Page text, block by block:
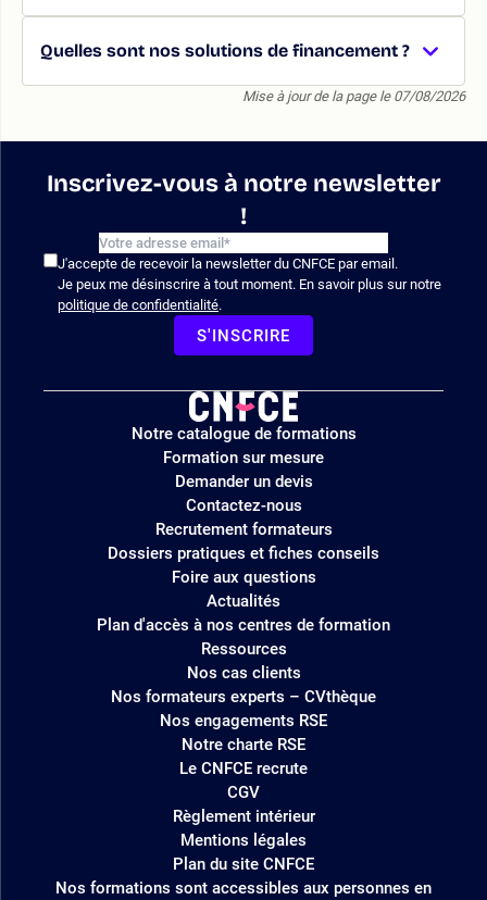
Quelles sont nos solutions de financement ?
Mise à jour de la page le 07/08/2026
Inscrivez-vous à notre newsletter
!
J'accepte de recevoir la newsletter du CNFCE par email.
Je peux me désinscrire à tout moment. En savoir plus sur notre
politique de confidentialité.
S'INSCRIRE
Logo
site
Notre catalogue de formations
Formation sur mesure
Demander un devis
Contactez-nous
Recrutement formateurs
Dossiers pratiques et fiches conseils
Foire aux questions
Actualités
Plan d'accès à nos centres de formation
Ressources
Nos cas clients
Nos formateurs experts – CVthèque
Nos engagements RSE
Notre charte RSE
Le CNFCE recrute
CGV
Règlement intérieur
Mentions légales
Plan du site CNFCE
Nos formations sont accessibles aux personnes en